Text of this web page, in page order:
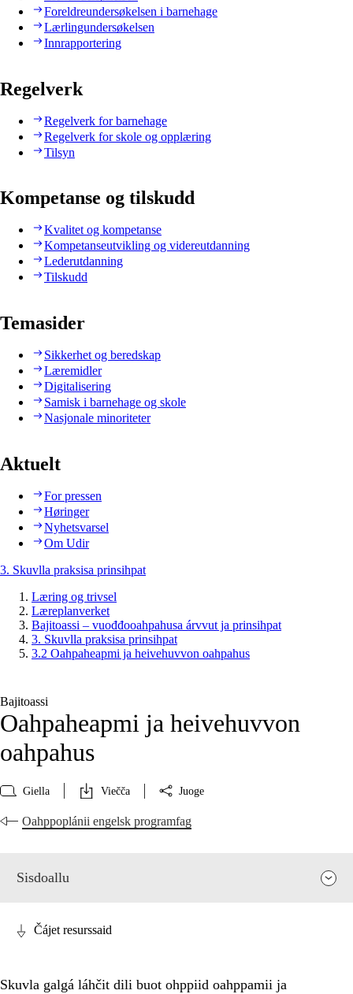
Foreldreundersøkelsen i barnehage
Lærlingundersøkelsen
Innrapportering
Regelverk
Regelverk for barnehage
Regelverk for skole og opplæring
Tilsyn
Kompetanse og tilskudd
Kvalitet og kompetanse
Kompetanseutvikling og videreutdanning
Lederutdanning
Tilskudd
Temasider
Sikkerhet og beredskap
Læremidler
Digitalisering
Samisk i barnehage og skole
Nasjonale minoriteter
Aktuelt
For pressen
Høringer
Nyhetsvarsel
Om Udir
3. Skuvlla praksisa prinsihpat
Læring og trivsel
Læreplanverket
Bajitoassi – vuođđooahpahusa árvvut ja prinsihpat
3. Skuvlla praksisa prinsihpat
3.2 Oahpaheapmi ja heivehuvvon oahpahus
Bajitoassi
Oahpaheapmi ja heivehuvvon
oahpahus
Giella Viečča Juoge
Oahppoplánii engelsk programfag
Sisdoallu
Čájet resurssaid
Skuvla galgá láhčit dili buot ohppiid oahppamii ja